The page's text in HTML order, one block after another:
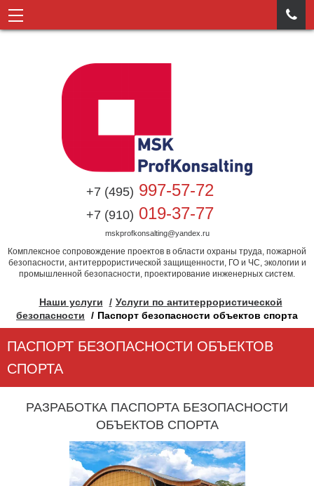

+7 (495) 997-57-72
+7 (910) 019-37-77
mskprofkonsalting@yandex.ru
Комплексное сопровождение проектов в области охраны труда, пожарной
безопасности, антитеррористической защищенности, ГО и ЧС, экологии и
промышленной безопасности, проектирование инженерных систем.
Наши услуги
Услуги по антитеррористической
безопасности
Паспорт безопасности объектов спорта
ПАСПОРТ БЕЗОПАСНОСТИ ОБЪЕКТОВ
СПОРТА
РАЗРАБОТКА ПАСПОРТА БЕЗОПАСНОСТИ
ОБЪЕКТОВ СПОРТА